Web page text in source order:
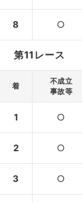
8 ○
第11レース
着
不成立
事故等
1 ○
2 ○
3 ○